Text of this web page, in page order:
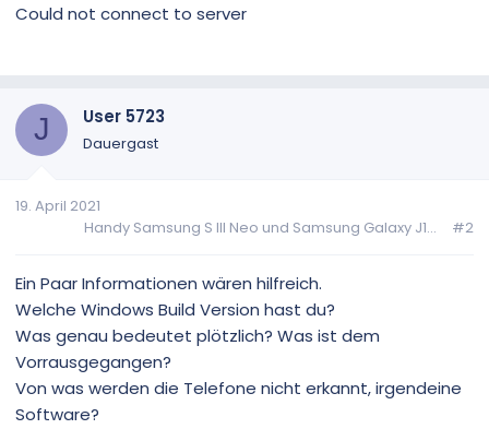
Could not connect to server
J User 5723
Dauergast
19. April 2021
Handy Samsung S III Neo und Samsung Galaxy J1...
#2
Ein Paar Informationen wären hilfreich.
Welche Windows Build Version hast du?
Was genau bedeutet plötzlich? Was ist dem
Vorrausgegangen?
Von was werden die Telefone nicht erkannt, irgendeine
Software?